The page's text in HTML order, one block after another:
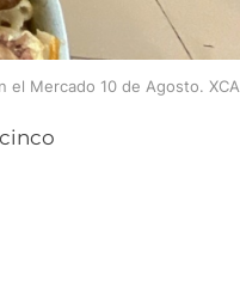
el Mercado 10 de Agosto. XCA